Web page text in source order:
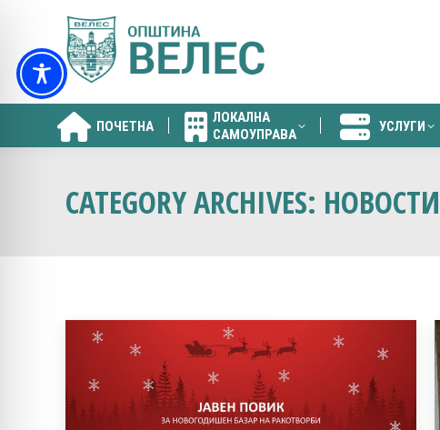
ПОЧЕТНА
ЛОКАЛНА
САМОУПРАВА
УСЛУГИ
CATEGORY ARCHIVES: НОВОСТИ
ПОЧЕТНА